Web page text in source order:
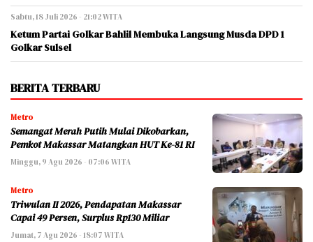
Sabtu, 18 Juli 2026 - 21:02 WITA
Ketum Partai Golkar Bahlil Membuka Langsung Musda DPD 1
Golkar Sulsel
BERITA TERBARU
Metro
Semangat Merah Putih Mulai Dikobarkan,
Pemkot Makassar Matangkan HUT Ke-81 RI
Minggu, 9 Agu 2026 - 07:06 WITA
Metro
Triwulan II 2026, Pendapatan Makassar
Capai 49 Persen, Surplus Rp130 Miliar
Jumat, 7 Agu 2026 - 18:07 WITA